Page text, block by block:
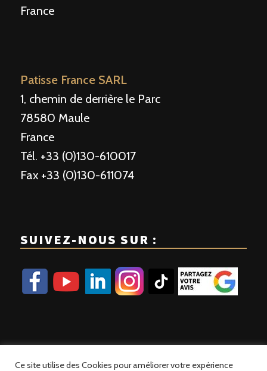
France
Patisse France SARL
1, chemin de derrière le Parc
78580 Maule
France
Tél. +33 (0)130-610017
Fax +33 (0)130-611074
SUIVEZ-NOUS SUR :
Ce site utilise des Cookies pour améliorer votre expérience